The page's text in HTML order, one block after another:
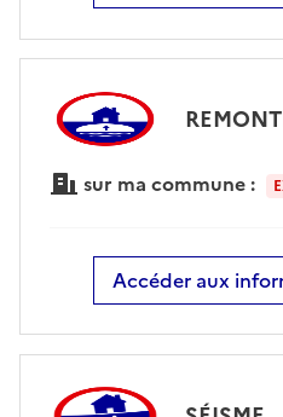
sur ma commune :
Accéder aux